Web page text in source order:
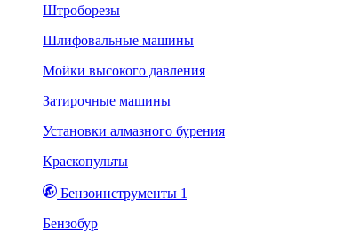
Штроборезы
Шлифовальные машины
Мойки высокого давления
Затирочные машины
Установки алмазного бурения
Краскопульты
Бензоинструменты 1
Бензобур